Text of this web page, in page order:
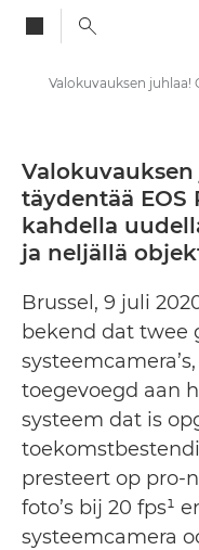
Lehdistösivut
täydentää EOS
kahdella
ja neljällä
Brussel, 9 juli
bekend dat twee
toegevoegd aan
systeem dat is
presteert op pro-
foto’s bij 20 fps¹
systeemcamera